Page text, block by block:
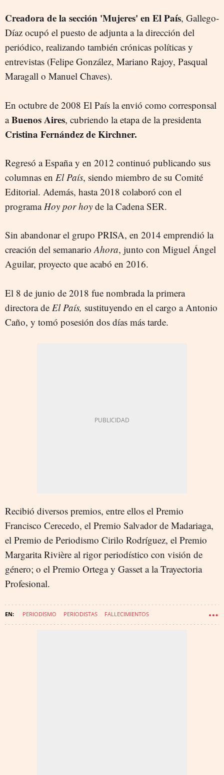
Creadora de la sección 'Mujeres' en El País, Gallego-
Díaz ocupó el puesto de adjunta a la dirección del
periódico, realizando también crónicas políticas y
entrevistas (Felipe González, Mariano Rajoy, Pasqual
Maragall o Manuel Chaves).
En octubre de 2008 El País la envió como corresponsal
aBuenos Aires, cubriendo la etapa de la presidenta
Cristina Fernández de Kirchner.
Regresó a España y en 2012 continuó publicando sus
columnas en El País, siendo miembro de su Comité
Editorial. Además, hasta 2018 colaboró con el
programa Hoy por hoy de la Cadena SER.
Sin abandonar el grupo PRISA, en 2014 emprendió la
creación del semanario Ahora, junto con Miguel Ángel
Aguilar, proyecto que acabó en 2016.
El 8 de junio de 2018 fue nombrada la primera
directora de El País, sustituyendo en el cargo a Antonio
Caño, y tomó posesión dos días más tarde.
Recibió diversos premios, entre ellos el Premio
Francisco Cerecedo, el Premio Salvador de Madariaga,
el Premio de Periodismo Cirilo Rodríguez, el Premio
Margarita Rivière al rigor periodístico con visión de
género; o el Premio Ortega y Gasset a la Trayectoria
Profesional.
PERIODISMO PERIODISTAS FALLECIMIENTOS